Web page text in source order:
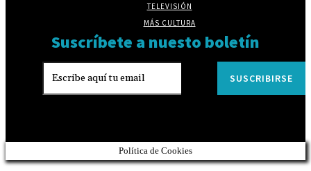
TELEVISIÓN
MÁS CULTURA
Suscríbete a nuesto boletín
SUSCRIBIRSE
Política de Cookies